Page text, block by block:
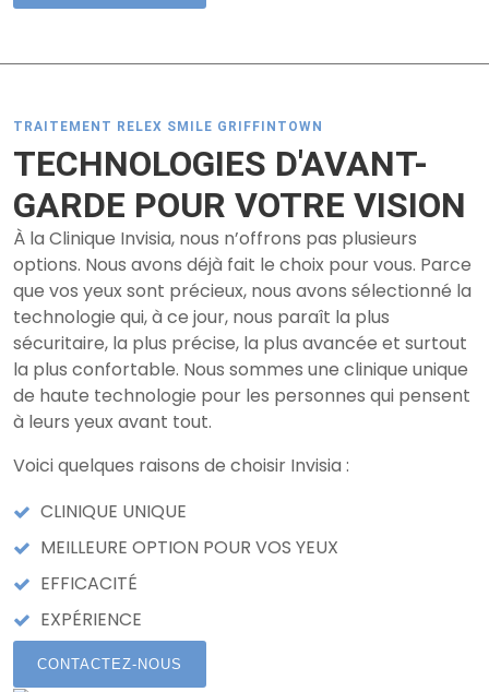
TRAITEMENT RELEX SMILE GRIFFINTOWN
TECHNOLOGIES D'AVANT-
GARDE POUR VOTRE VISION
À la Clinique Invisia, nous n’offrons pas plusieurs
options. Nous avons déjà fait le choix pour vous. Parce
que vos yeux sont précieux, nous avons sélectionné la
technologie qui, à ce jour, nous paraît la plus
sécuritaire, la plus précise, la plus avancée et surtout
la plus confortable. Nous sommes une clinique unique
de haute technologie pour les personnes qui pensent
à leurs yeux avant tout.
Voici quelques raisons de choisir Invisia :
CLINIQUE UNIQUE
MEILLEURE OPTION POUR VOS YEUX
EFFICACITÉ
EXPÉRIENCE
CONTACTEZ-NOUS